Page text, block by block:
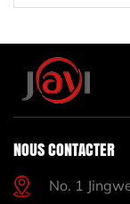
NOUS CONTACTER
No. 1